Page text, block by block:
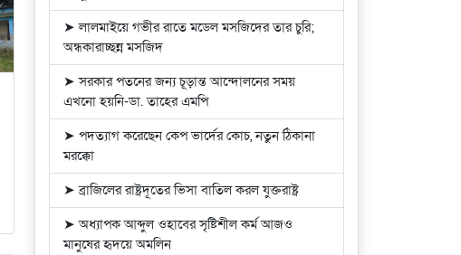
➤ লালমাইয়ে গভীর রাতে মডেল মসজিদের তার চুরি;
অন্ধকারাচ্ছন্ন মসজিদ
➤ সরকার পতনের জন্য চূড়ান্ত আন্দোলনের সময়
এখনো হয়নি-ডা. তাহের এমপি
➤ পদত্যাগ করেছেন কেপ ভার্দের কোচ, নতুন ঠিকানা
মরক্কো
➤ ব্রাজিলের রাষ্ট্রদূতের ভিসা বাতিল করল যুক্তরাষ্ট্র
➤ অধ্যাপক আব্দুল ওহাবের সৃষ্টিশীল কর্ম আজও
মানুষের হৃদয়ে অমলিন